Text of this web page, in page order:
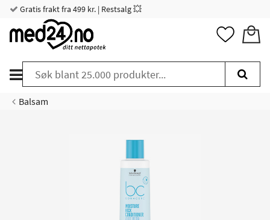
Gratis frakt fra 499 kr. | Restsalg 💥
Balsam